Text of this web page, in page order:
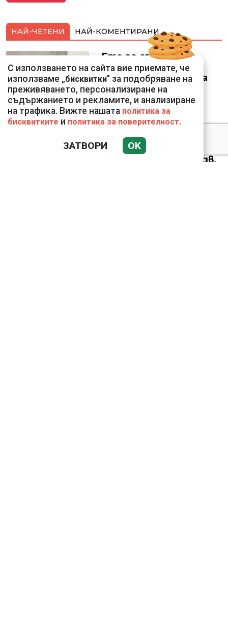
НАЙ-ЧЕТЕНИ НАЙ-КОМЕНТИРАНИ
Ето го съпруга на
неадекватната
външна министърка
Велислава Петрова
Николай Попов за
фалшивия пиар на адв.
С използването на сайта вие приемате, че
използваме „бисквитки" за подобряване на
преживяването, персонализиране на
съдържанието и рекламите, и анализиране
на трафика. Вижте нашата политика за
бисквитките и политика за поверителност.
ЗАТВОРИ OK